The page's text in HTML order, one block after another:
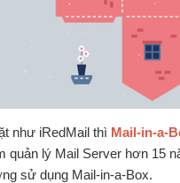
như iRedMail thì Mail-in-a-
quản lý Mail Server hơn 15
sử dụng Mail-in-a-Box.